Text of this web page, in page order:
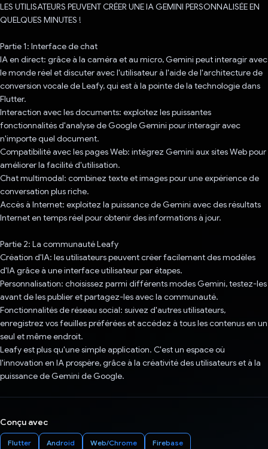
LES UTILISATEURS PEUVENT CRÉER UNE IA GEMINI PERSONNALISÉE EN
QUELQUES MINUTES !
Partie 1: Interface de chat
IA en direct: grâce à la caméra et au micro, Gemini peut interagir avec
le monde réel et discuter avec l'utilisateur à l'aide de l'architecture de
conversion vocale de Leafy, qui est à la pointe de la technologie dans
Flutter.
Interaction avec les documents: exploitez les puissantes
fonctionnalités d'analyse de Google Gemini pour interagir avec
n'importe quel document.
Compatibilité avec les pages Web: intégrez Gemini aux sites Web pour
améliorer la facilité d'utilisation.
Chat multimodal: combinez texte et images pour une expérience de
conversation plus riche.
Accès à Internet: exploitez la puissance de Gemini avec des résultats
Internet en temps réel pour obtenir des informations à jour.
Partie 2: La communauté Leafy
Création d'IA: les utilisateurs peuvent créer facilement des modèles
d'IA grâce à une interface utilisateur par étapes.
Personnalisation: choisissez parmi différents modes Gemini, testez-les
avant de les publier et partagez-les avec la communauté.
Fonctionnalités de réseau social: suivez d'autres utilisateurs,
enregistrez vos feuilles préférées et accédez à tous les contenus en un
seul et même endroit.
Leafy est plus qu'une simple application. C'est un espace où
l'innovation en IA prospère, grâce à la créativité des utilisateurs et à la
puissance de Gemini de Google.
Conçu avec
Flutter Android Web/Chrome Firebase